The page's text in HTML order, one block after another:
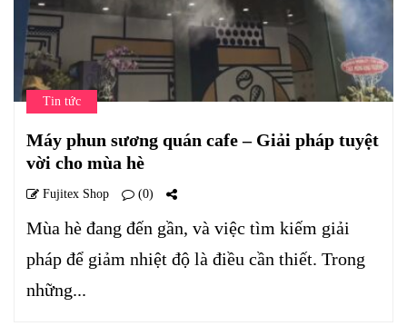
Tin tức
Máy phun sương quán cafe – Giải pháp tuyệt
vời cho mùa hè
Fujitex Shop (0)
Mùa hè đang đến gần, và việc tìm kiếm giải
pháp để giảm nhiệt độ là điều cần thiết. Trong
những...